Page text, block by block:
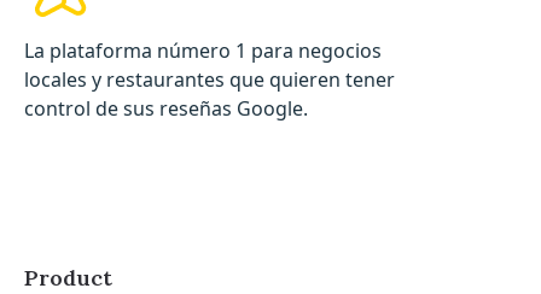
La plataforma número 1 para negocios
locales y restaurantes que quieren tener
control de sus reseñas Google.
Product